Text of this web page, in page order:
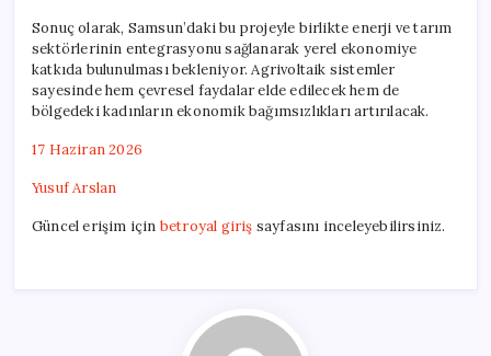
Sonuç olarak, Samsun’daki bu projeyle birlikte enerji ve tarım
sektörlerinin entegrasyonu sağlanarak yerel ekonomiye
katkıda bulunulması bekleniyor. Agrivoltaik sistemler
sayesinde hem çevresel faydalar elde edilecek hem de
bölgedeki kadınların ekonomik bağımsızlıkları artırılacak.
17 Haziran 2026
Yusuf Arslan
Güncel erişim için betroyal giriş sayfasını inceleyebilirsiniz.